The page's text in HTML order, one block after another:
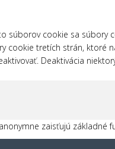
súborov cookie sa
cookie tretích strán,
Deaktivácia
zaisťujú základné